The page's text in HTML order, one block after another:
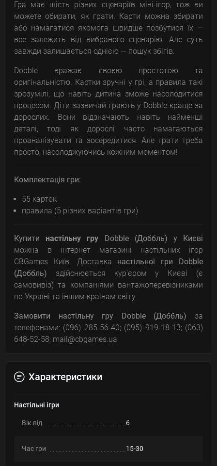
Гра має шість різних сценаріїв міні-ігор, тож ви
можете обирати, як грати. Карти можна збирати
або намагатися якомога швидше позбутися їх —
все залежить від вибраного сценарію. Але суть
завжди залишається однією — пошук збігів.
Dobble вражає своєю простотою та
оригінальністю. Картки зручні у грі, а правила такі
зрозумілі, що навіть дитина зможе насолодитися
процесом. Діти зазвичай грають у Dobble краще за
дорослих. Вони відзначають навіть найменші
деталі, тоді як дорослі часто намагаються
проаналізувати та зосередитися. Але грати треба
просто, насолоджуючись кожним моментом!
Комплектація гри:
55 карток
правила (5 різних варіантів гри)
Купити настільну гру Dobble (Доббль) у Києві
можна в інтернет магазині настільних ігор
CBGames Київ. Доставка настільної гри
Dobble
(Доббль) здійснюється кур'єром у Києві (є
самовивіз) та компаніями вантажоперевізниками
по Україні та іншим країнам світу.
Замовити настільну гру Dobble (Доббль) за
телефонами: (096) 285-56-40; (095) 919-18-13; (063)
648-52-58; mail@cbgames.ua
Характеристики
Настільні ігри
Вік від 6
Час гри 15-30